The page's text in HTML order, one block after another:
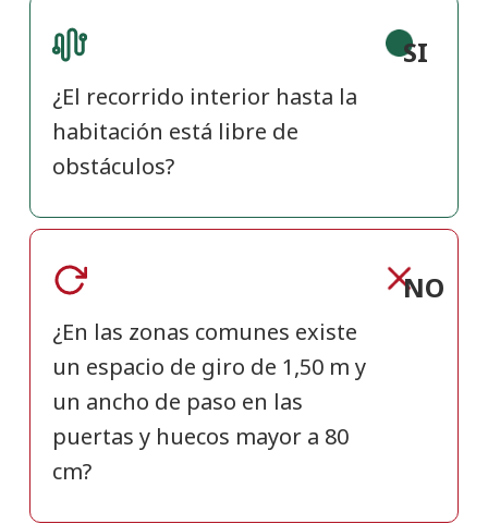
¿El recorrido interior hasta la
habitación está libre de
obstáculos?
SI
¿En las zonas comunes existe
un espacio de giro de 1,50 m y
un ancho de paso en las
puertas y huecos mayor a 80
cm?
NO